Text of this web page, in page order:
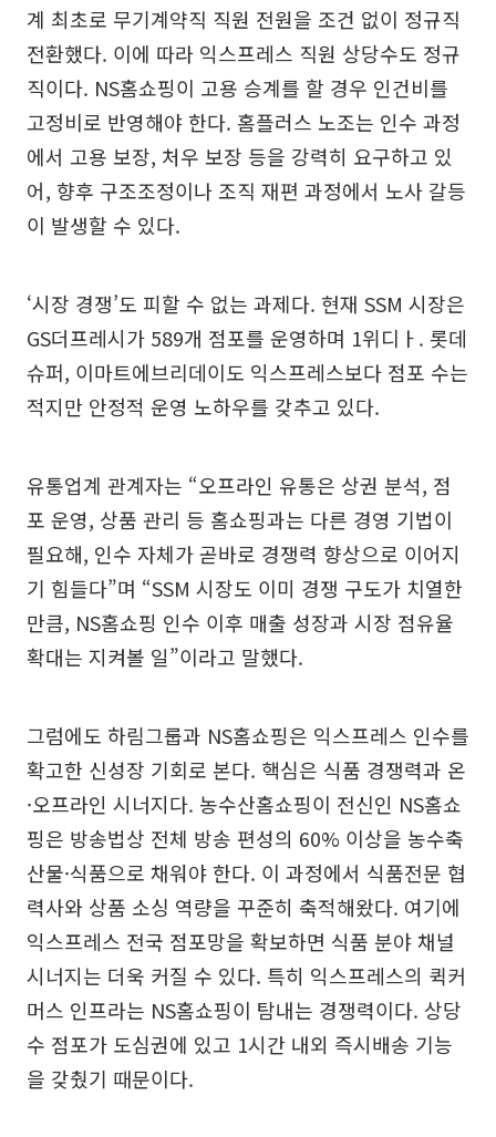
계 최초로 무기계약직 직원 전원을 조건 없이 정규직
전환했다. 이에 따라 익스프레스 직원 상당수도 정규
직이다. NS홈쇼핑이 고용 승계를 할 경우 인건비를
고정비로 반영해야 한다. 홈플러스 노조는 인수 과정
에서 고용 보장, 처우 보장 등을 강력히 요구하고 있
어, 향후 구조조정이나 조직 재편 과정에서 노사 갈등
이 발생할 수 있다.
‘시장 경쟁’도 피할 수 없는 과제다. 현재 SSM 시장은
GS더프레시가 589개 점포를 운영하며 1위디ㅏ. 롯데
슈퍼, 이마트에브리데이도 익스프레스보다 점포 수는
적지만 안정적 운영 노하우를 갖추고 있다.
유통업계 관계자는 “오프라인 유통은 상권 분석, 점
포 운영, 상품 관리 등 홈쇼핑과는 다른 경영 기법이
필요해, 인수 자체가 곧바로 경쟁력 향상으로 이어지
기 힘들다”며 “SSM 시장도 이미 경쟁 구도가 치열한
만큼, NS홈쇼핑 인수 이후 매출 성장과 시장 점유율
확대는 지켜볼 일”이라고 말했다.
그럼에도 하림그룹과 NS홈쇼핑은 익스프레스 인수를
확고한 신성장 기회로 본다. 핵심은 식품 경쟁력과 온
·오프라인 시너지다. 농수산홈쇼핑이 전신인 NS홈쇼
핑은 방송법상 전체 방송 편성의 60% 이상을 농수축
산물·식품으로 채워야 한다. 이 과정에서 식품전문 협
력사와 상품 소싱 역량을 꾸준히 축적해왔다. 여기에
익스프레스 전국 점포망을 확보하면 식품 분야 채널
시너지는 더욱 커질 수 있다. 특히 익스프레스의 퀵커
머스 인프라는 NS홈쇼핑이 탐내는 경쟁력이다. 상당
수 점포가 도심권에 있고 1시간 내외 즉시배송 기능
을 갖췄기 때문이다.